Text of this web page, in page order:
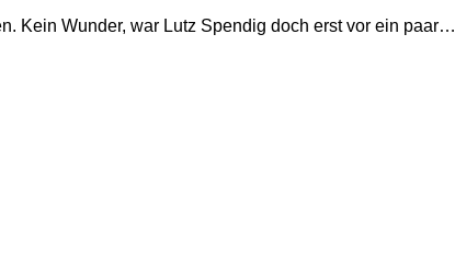
Kein Wunder, war Lutz Spendig doch erst vor ein paar…